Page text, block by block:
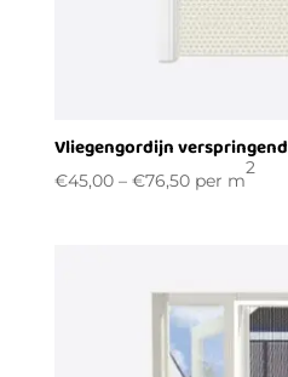
Vliegengordijn verspringend
€45,00– €76,50per m
2